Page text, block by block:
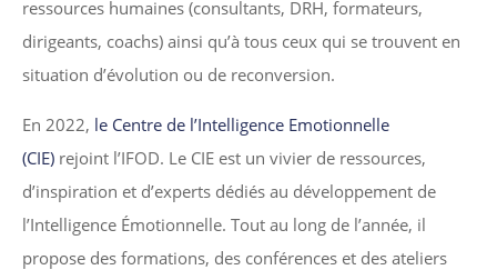
ressources humaines (consultants, DRH, formateurs,
dirigeants, coachs) ainsi qu’à tous ceux qui se trouvent en
situation d’évolution ou de reconversion.
En 2022, le Centre de l’Intelligence Emotionnelle
(CIE) rejoint l’IFOD. Le CIE est un vivier de ressources,
d’inspiration et d’experts dédiés au développement de
l’Intelligence Émotionnelle. Tout au long de l’année, il
propose des formations, des conférences et des ateliers